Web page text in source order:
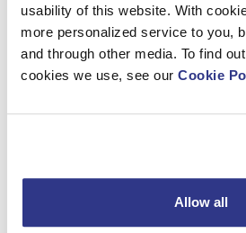
usability of this website. With
more personalized service to you,
and through other media. To find
cookies we use, see our Cookie
Allow all
Equipment Rentals on tehnyt
muassa naisten oikeuksien
työmahdollisuuksien lisäämiseksi.
Equipment Rentalsille! 🎉🌟